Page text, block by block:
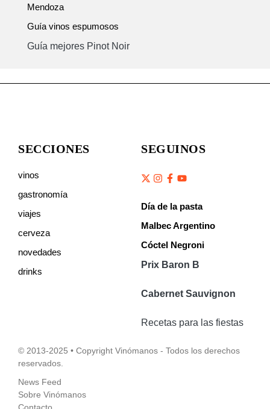
Mendoza
Guía vinos espumosos
Guía mejores Pinot Noir
SECCIONES
vinos
gastronomía
viajes
cerveza
novedades
drinks
SEGUINOS
Día de la pasta
Malbec Argentino
Cóctel Negroni
Prix Baron B
Cabernet Sauvignon
Recetas para las fiestas
© 2013-2025 • Copyright Vinómanos - Todos los derechos
reservados.
News Feed
Sobre Vinómanos
Contacto